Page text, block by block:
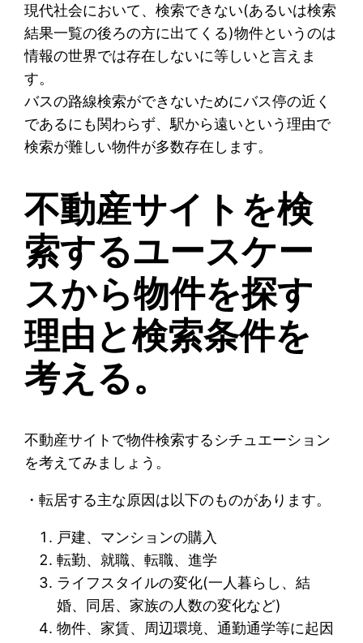
現代社会において、検索できない(あるいは検索
結果一覧の後ろの方に出てくる)物件というのは
情報の世界では存在しないに等しいと言えま
す。
バスの路線検索ができないためにバス停の近く
であるにも関わらず、駅から遠いという理由で
検索が難しい物件が多数存在します。
不動産サイトを検
索するユースケー
スから物件を探す
理由と検索条件を
考える。
不動産サイトで物件検索するシチュエーション
を考えてみましょう。
・転居する主な原因は以下のものがあります。
戸建、マンションの購入
転勤、就職、転職、進学
ライフスタイルの変化(一人暮らし、結
婚、同居、家族の人数の変化など)
物件、家賃、周辺環境、通勤通学等に起因